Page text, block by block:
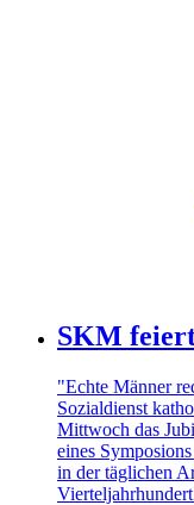
SKM
"Echte Männer
Sozialdienst
Mittwoch das
eines
in der täglichen